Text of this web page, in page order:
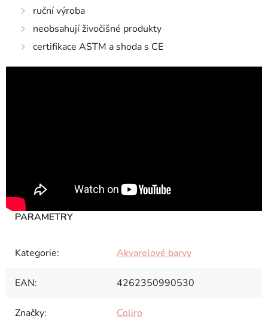
ruční výroba
neobsahují živočišné produkty
certifikace ASTM a shoda s CE
Kategorie: Akvarelové barvy
EAN: 4262350990530
Značky: Coliro